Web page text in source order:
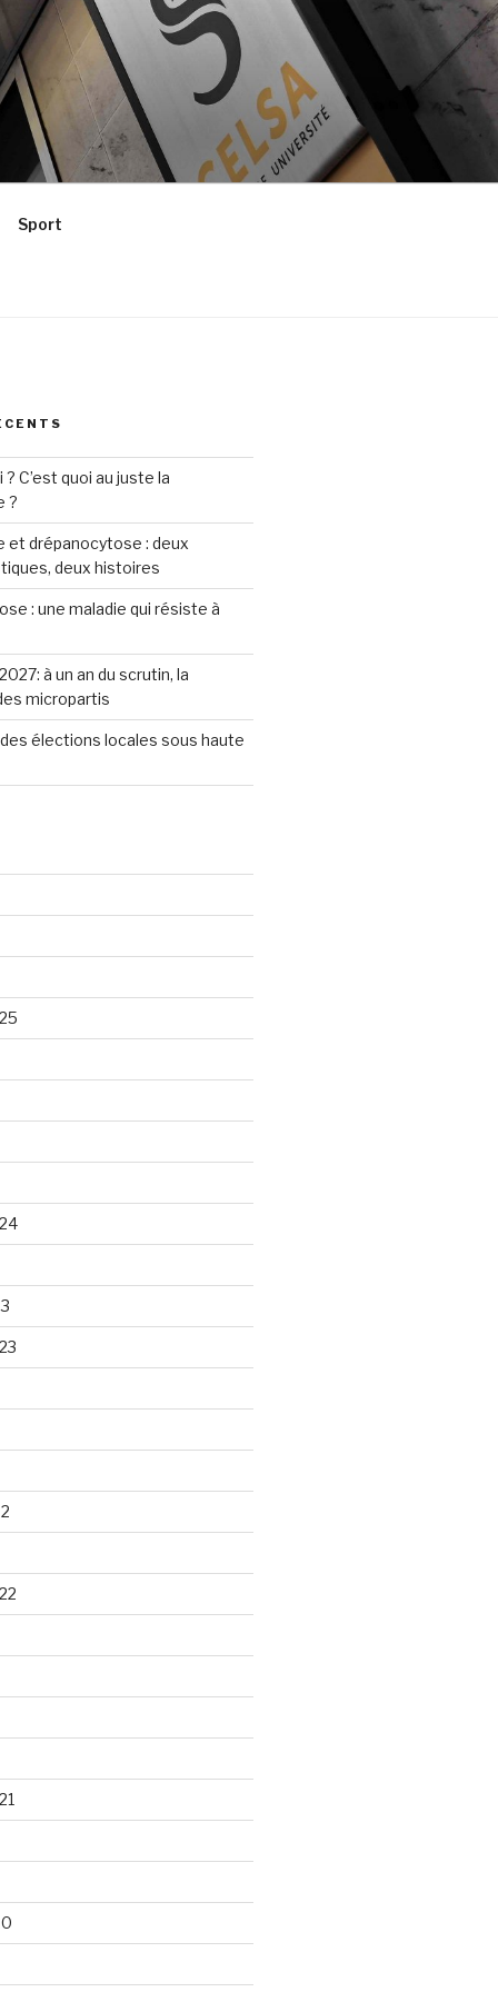
Sport
C’est quoi au juste la
?
et drépanocytose : deux
deux histoires
: une maladie qui résiste à
à un an du scrutin, la
micropartis
des élections locales sous haute